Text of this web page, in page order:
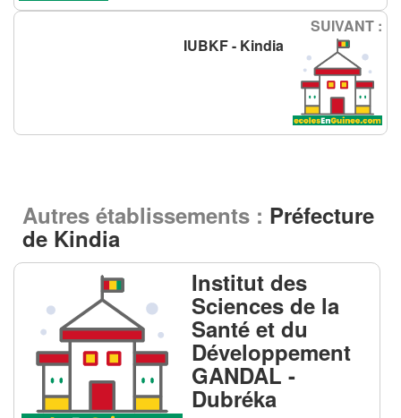
SUIVANT :
IUBKF - Kindia
Autres établissements : Préfecture
de Kindia
Institut des
Sciences de la
Santé et du
Développement
GANDAL -
Dubréka